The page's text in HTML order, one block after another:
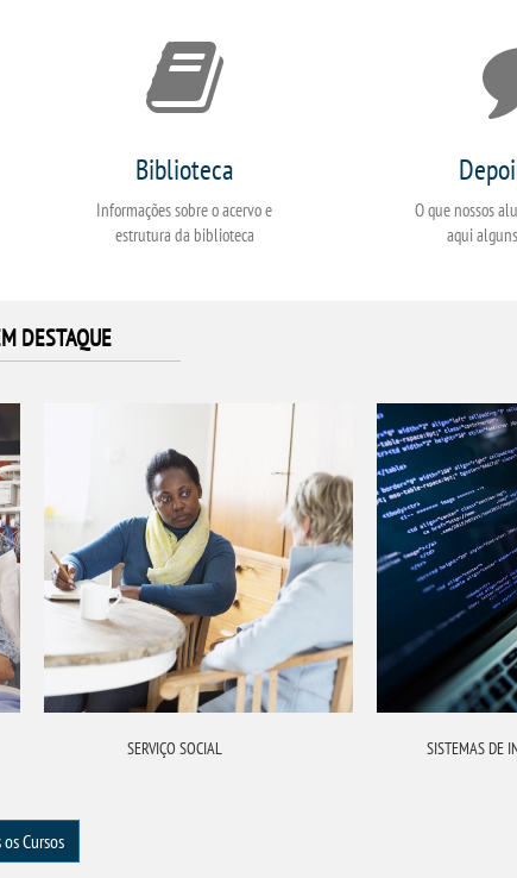
Biblioteca
Informações sobre o acervo e
estrutura da biblioteca
O que nossos
aqui
DESTAQUE
SERVIÇO SOCIAL SISTEMAS DE
os Cursos